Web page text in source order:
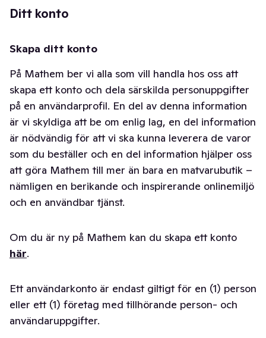
Ditt konto
Skapa ditt konto
På Mathem ber vi alla som vill handla hos oss att
skapa ett konto och dela särskilda personuppgifter
på en användarprofil. En del av denna information
är vi skyldiga att be om enlig lag, en del information
är nödvändig för att vi ska kunna leverera de varor
som du beställer och en del information hjälper oss
att göra Mathem till mer än bara en matvarubutik –
nämligen en berikande och inspirerande onlinemiljö
och en användbar tjänst.
Om du är ny på Mathem kan du skapa ett konto
här.
Ett användarkonto är endast giltigt för en (1) person
eller ett (1) företag med tillhörande person- och
användaruppgifter.